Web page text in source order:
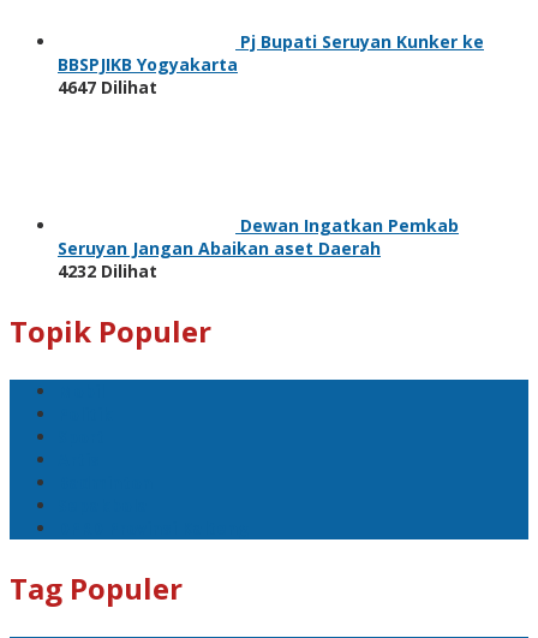
Pj Bupati Seruyan Kunker ke
BBSPJIKB Yogyakarta
4647 Dilihat
Dewan Ingatkan Pemkab
Seruyan Jangan Abaikan aset Daerah
4232 Dilihat
Topik Populer
Tag Populer